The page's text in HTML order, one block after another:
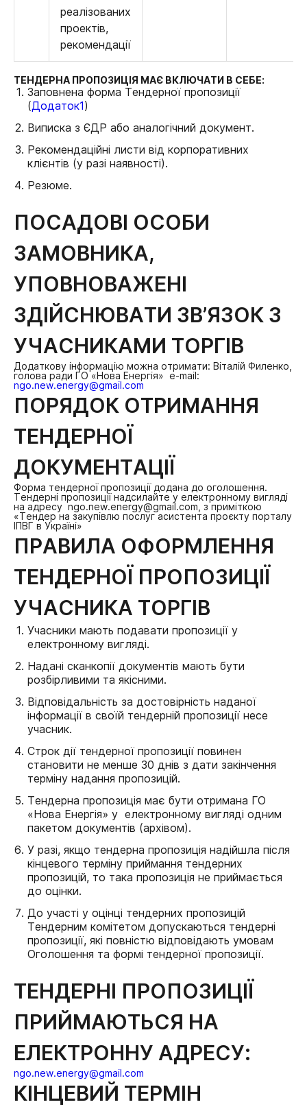
реалізованих
проектів,
рекомендації
ТЕНДЕРНА ПРОПОЗИЦІЯ МАЄ ВКЛЮЧАТИ В СЕБЕ:
Заповнена форма Тендерної пропозиції
(Додаток1)
Виписка з ЄДР або аналогічний документ.
Рекомендаційні листи від корпоративних
клієнтів (у разі наявності).
Резюме.
ПОСАДОВІ ОСОБИ
ЗАМОВНИКА,
УПОВНОВАЖЕНІ
ЗДІЙСНЮВАТИ ЗВ’ЯЗОК З
УЧАСНИКАМИ ТОРГІВ
Додаткову інформацію можна отримати: Віталій Филенко,
голова ради ГО «Нова Енергія» е-mail:
ngo.new.energy@gmail.com
ПОРЯДОК ОТРИМАННЯ
ТЕНДЕРНОЇ
ДОКУМЕНТАЦІЇ
Форма тендерної пропозиції додана до оголошення.
Тендерні пропозиції надсилайте у електронному вигляді
на адресу ngo.new.energy@gmail.com, з приміткою
«Тендер на закупівлю послуг асистента проєкту порталу
ІПВГ в Україні»
ПРАВИЛА ОФОРМЛЕННЯ
ТЕНДЕРНОЇ ПРОПОЗИЦІЇ
УЧАСНИКА ТОРГІВ
Учасники мають подавати пропозиції у
електронному вигляді.
Надані сканкопії документів мають бути
розбірливими та якісними.
Відповідальність за достовірність наданої
інформації в своїй тендерній пропозиції несе
учасник.
Строк дії тендерної пропозиції повинен
становити не менше 30 днів з дати закінчення
терміну надання пропозицій.
Тендерна пропозиція має бути отримана ГО
«Нова Енергія» у електронному вигляді одним
пакетом документів (архівом).
У разі, якщо тендерна пропозиція надійшла після
кінцевого терміну приймання тендерних
пропозицій, то така пропозиція не приймається
до оцінки.
До участі у оцінці тендерних пропозицій
Тендерним комітетом допускаються тендерні
пропозиції, які повністю відповідають умовам
Оголошення та формі тендерної пропозиції.
ТЕНДЕРНІ ПРОПОЗИЦІЇ
ПРИЙМАЮТЬСЯ НА
ЕЛЕКТРОННУ АДРЕСУ:
ngo.new.energy@gmail.com
КІНЦЕВИЙ ТЕРМІН